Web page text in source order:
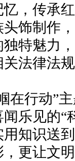
，传承
饰制作
特魅力
法律法
在行动”
乐见的“
知识送
更让文